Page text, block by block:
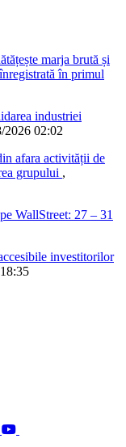
marja brută și
în primul
industriei
2026 02:02
afara activității de
grupului ,
WallStreet: 27 – 31
investitorilor